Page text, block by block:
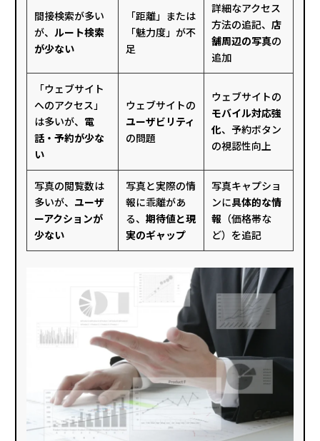
間接検索が多い
が、 ルート検索
が少ない
「距離」または
「魅力度」が不
足
詳細なアクセス
方法の追記、 店
舗周辺の写真の
追加
「ウェブサイト
へのアクセス」
は多いが、 電
話・予約が少な
い
ウェブサイトの
ユーザビリティ
の問題
ウェブサイトの
モバイル対応強
化、予約ボタン
の視認性向上
写真の閲覧数は
多いが、 ユーザ
ーアクションが
少ない
写真と実際の情
報に乖離があ
る、 期待値と現
実のギャップ
写真キャプショ
ンに具体的な情
報（価格帯な
ど）を追記